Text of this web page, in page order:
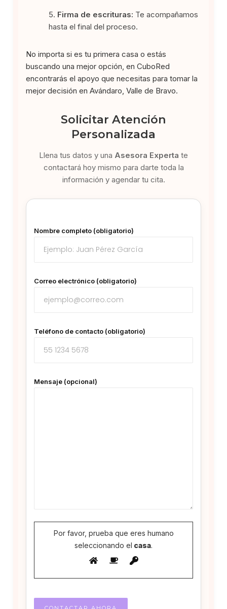
Firma de escrituras: Te acompañamos
hasta el final del proceso.
No importa si es tu primera casa o estás
buscando una mejor opción, en CuboRed
encontrarás el apoyo que necesitas para tomar la
mejor decisión en Avándaro, Valle de Bravo.
Solicitar Atención
Personalizada
Llena tus datos y una Asesora Experta te
contactará hoy mismo para darte toda la
información y agendar tu cita.
Nombre completo (obligatorio)
Correo electrónico (obligatorio)
Teléfono de contacto (obligatorio)
Mensaje (opcional)
Por favor, prueba que eres humano
seleccionando el casa.